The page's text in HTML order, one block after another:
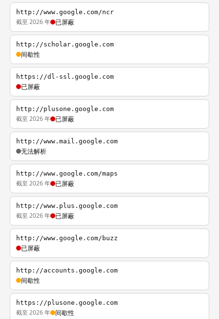
http://www.google.com/ncr
截至 2026 年 已屏蔽
http://scholar.google.com
间歇性
https://dl-ssl.google.com
已屏蔽
http://plusone.google.com
截至 2026 年 已屏蔽
http://www.mail.google.com
无法解析
http://www.google.com/maps
截至 2026 年 已屏蔽
http://www.plus.google.com
截至 2026 年 已屏蔽
http://www.google.com/buzz
已屏蔽
http://accounts.google.com
间歇性
https://plusone.google.com
截至 2026 年 间歇性